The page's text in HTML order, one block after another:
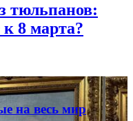
тюльпанов:
8 марта?
на весь мир